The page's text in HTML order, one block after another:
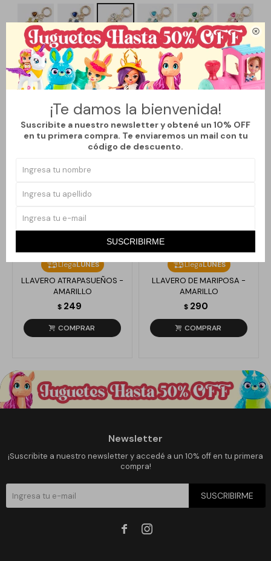

¡Te damos la bienvenida!
Suscribite a nuestro newsletter y obtené un 10% OFF
en tu primera compra. Te enviaremos un mail con tu
código de descuento.
SUSCRIBIRME
Métodos y costos de envío
Productos que te pueden interesar
LlegaLUNES
LLAVERO ATRAPASUEÑOS -
AMARILLO
$ 249
LlegaLUNES
LLAVERO DE MARIPOSA -
AMARILLO
$ 290
Newsletter
¡Suscribite a nuestro newsletter y accedé a un 10% off en tu primera
compra!
SUSCRIBIRME
 